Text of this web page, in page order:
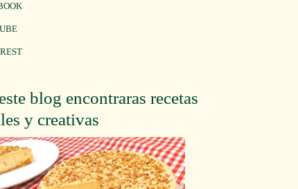
blog encontraras recetas
y creativas